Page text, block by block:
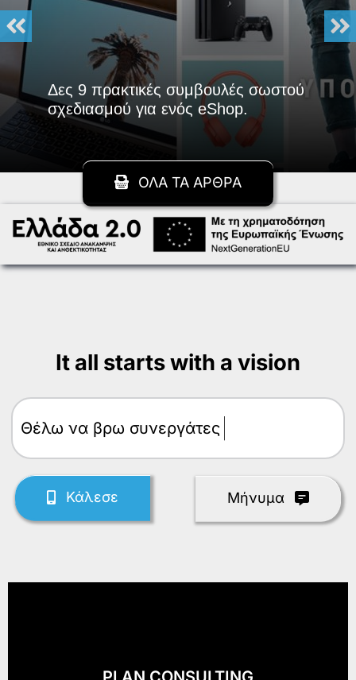
Δες 9 πρακτικές συμβουλές σωστού
σχεδιασμού για ενός eShop.
ΟΛΑ ΤΑ ΑΡΘΡΑ
It all starts with a vision
Θέλω
Κάλεσε Mήνυμα